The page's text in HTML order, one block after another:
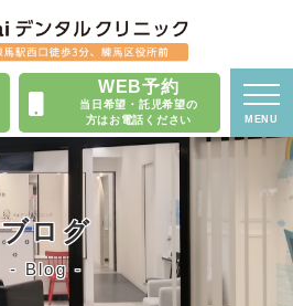
WEB予約
当日希望・託児希望の
方はお電話ください
MENU
ブログ
Blog